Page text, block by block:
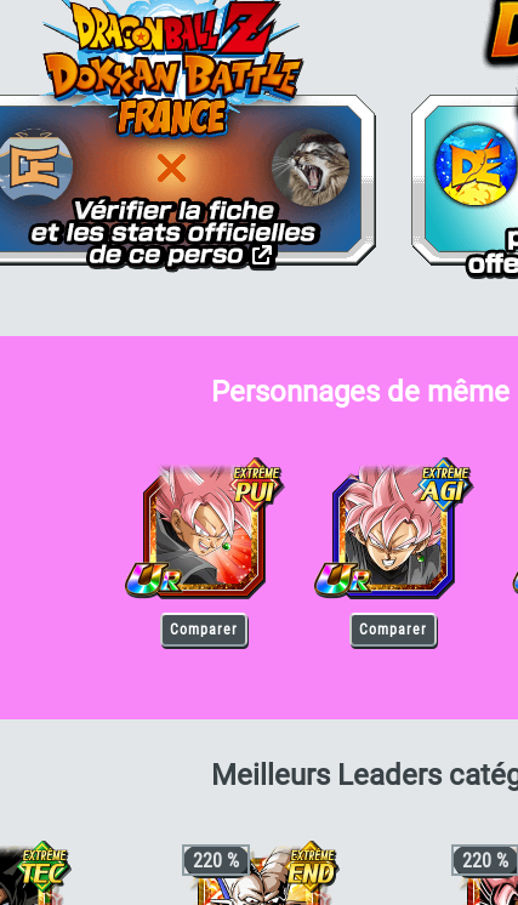
Personnages de
Comparer
Goku Black (Super Saiyan Rosé)
Comparer
Goku Black (Super Saiyan Rosé)
Meilleurs Leaders
220 % 220 %